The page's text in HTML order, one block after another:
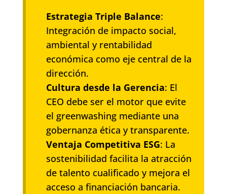
Estrategia Triple Balance:
Integración de impacto social,
ambiental y rentabilidad
económica como eje central de la
dirección.
Cultura desde la Gerencia: El
CEO debe ser el motor que evite
el greenwashing mediante una
gobernanza ética y transparente.
Ventaja Competitiva ESG: La
sostenibilidad facilita la atracción
de talento cualificado y mejora el
acceso a financiación bancaria.